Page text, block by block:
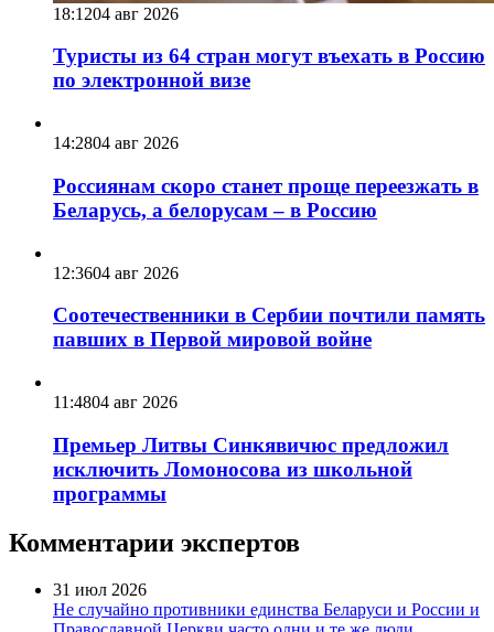
18:1204 авг 2026
Туристы из 64 стран могут въехать в Россию
по электронной визе
14:2804 авг 2026
Россиянам скоро станет проще переезжать в
Беларусь, а белорусам – в Россию
12:3604 авг 2026
Соотечественники в Сербии почтили память
павших в Первой мировой войне
11:4804 авг 2026
Премьер Литвы Синкявичюс предложил
исключить Ломоносова из школьной
программы
Комментарии экспертов
31 июл 2026
Не случайно противники единства Беларуси и России и